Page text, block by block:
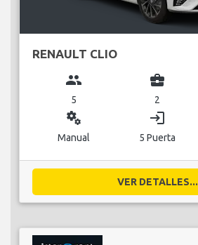
RENAULT CLIO
group
5
business_center
2
miscellaneous_services
Manual
login
5 Puerta
VER DETALLES...